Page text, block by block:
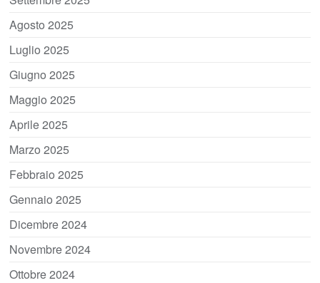
Agosto 2025
Luglio 2025
Giugno 2025
Maggio 2025
Aprile 2025
Marzo 2025
Febbraio 2025
Gennaio 2025
Dicembre 2024
Novembre 2024
Ottobre 2024